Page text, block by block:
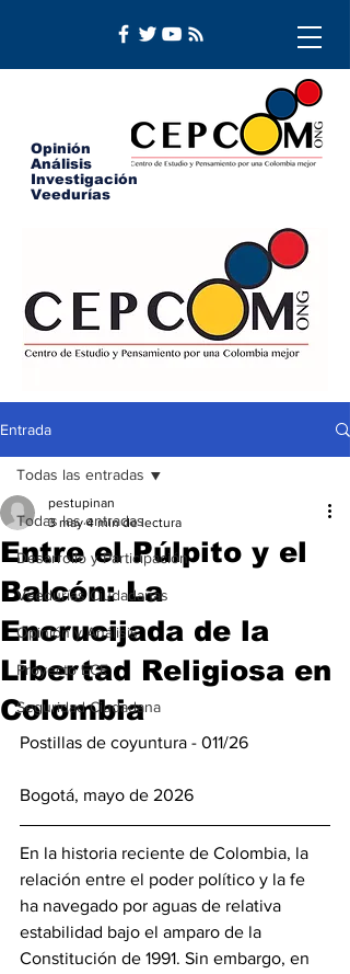
Opinión
Análisis
Investigación
Veedurías
Entrada
Todas las entradas
Desarrollo y Participación
Veedurías Ciudadanas
Opinión y Análisis
Proyecto ECE
Seguridad Ciudadana
Todas las entradas
Entre el Púlpito y el
Balcón: La
Encrucijada de la
Libertad Religiosa en
Colombia
pestupinan
3 may 4 min de lectura
Postillas de coyuntura - 011/26
Bogotá, mayo de 2026
En la historia reciente de Colombia, la
relación entre el poder político y la fe
ha navegado por aguas de relativa
estabilidad bajo el amparo de la
Constitución de 1991. Sin embargo, en